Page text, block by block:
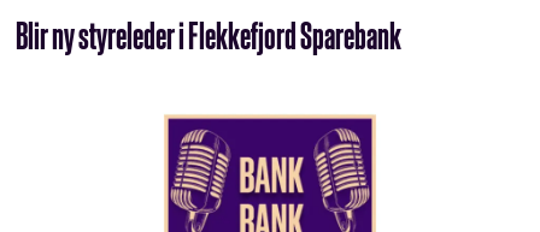
Blir ny styreleder i Flekkefjord Sparebank